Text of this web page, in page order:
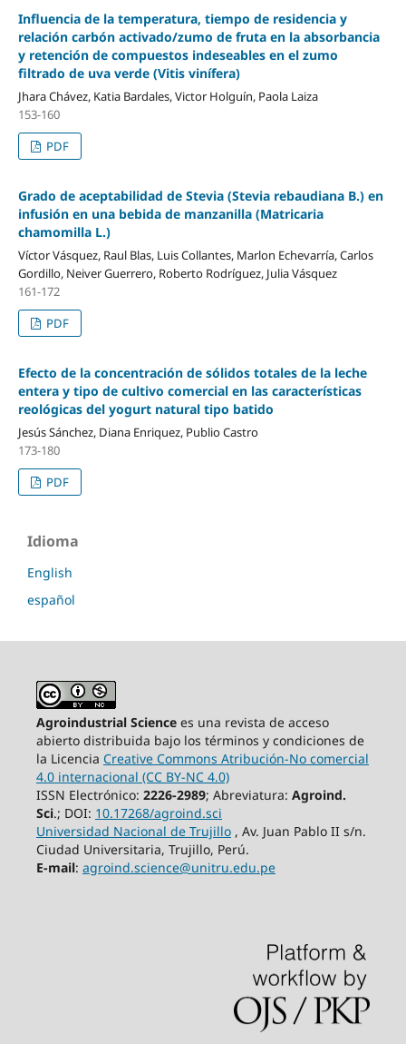
Influencia de la temperatura, tiempo de residencia y
relación carbón activado/zumo de fruta en la absorbancia
y retención de compuestos indeseables en el zumo
filtrado de uva verde (Vitis vinífera)
Jhara Chávez, Katia Bardales, Victor Holguín, Paola Laiza
153-160
PDF
Grado de aceptabilidad de Stevia (Stevia rebaudiana B.) en
infusión en una bebida de manzanilla (Matricaria
chamomilla L.)
Víctor Vásquez, Raul Blas, Luis Collantes, Marlon Echevarría, Carlos
Gordillo, Neiver Guerrero, Roberto Rodríguez, Julia Vásquez
161-172
PDF
Efecto de la concentración de sólidos totales de la leche
entera y tipo de cultivo comercial en las características
reológicas del yogurt natural tipo batido
Jesús Sánchez, Diana Enriquez, Publio Castro
173-180
PDF
Idioma
English
español
Agroindustrial Sciencees una revista de acceso
abierto distribuida bajo los términos y condiciones de
la Licencia Creative Commons Atribución-No comercial
4.0 internacional (CC BY-NC 4.0)
ISSN Electrónico: 2226-2989; Abreviatura: Agroind.
Sci.; DOI: 10.17268/agroind.sci
Universidad Nacional de Trujillo, Av. Juan Pablo II s/n.
Ciudad Universitaria, Trujillo, Perú.
E-mail: agroind.science@unitru.edu.pe